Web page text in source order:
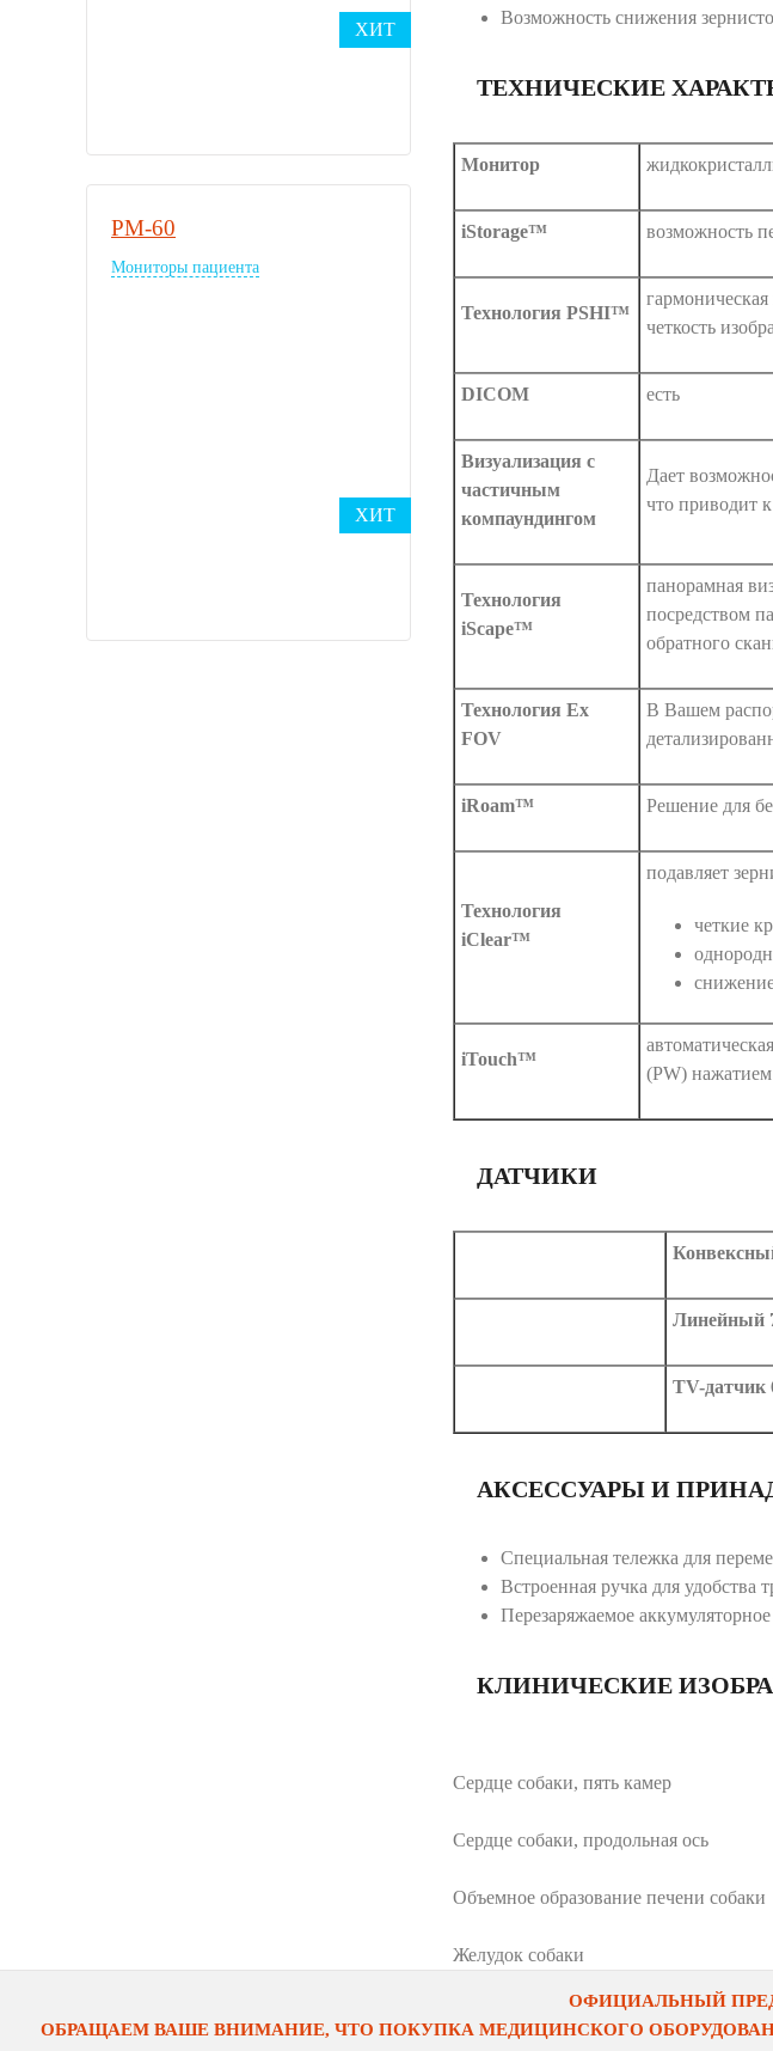
ХИТ
PM-60
ХИТ
Мониторы пациента
Возможность снижения
ТЕХНИЧЕСКИЕ
Монитор
iStorage™ возможность
Технология PSHI™
четкость
DICOM есть
Визуализация с
частичным
компаундингом
Дает
что приводит
Технология
iScape™
панорамная
посредством
обратного
Технология Ex
FOV
В Вашем
iRoam™ Решение для
Технология
iClear™
подавляет
четкие
снижение
iTouch™
(PW)
ДАТЧИКИ
Линейный
TV-датчик
АКСЕССУАРЫ И
Специальная тележка для
Встроенная ручка для удобства
Перезаряжаемое
КЛИНИЧЕСКИЕ
Сердце собаки, пять камер
Сердце собаки, продольная ось
Объемное образование печени собаки
Желудок собаки
ОФИЦИАЛЬНЫЙ
ОБРАЩАЕМ ВАШЕ ВНИМАНИЕ, ЧТО ПОКУПКА МЕДИЦИНСКОГО